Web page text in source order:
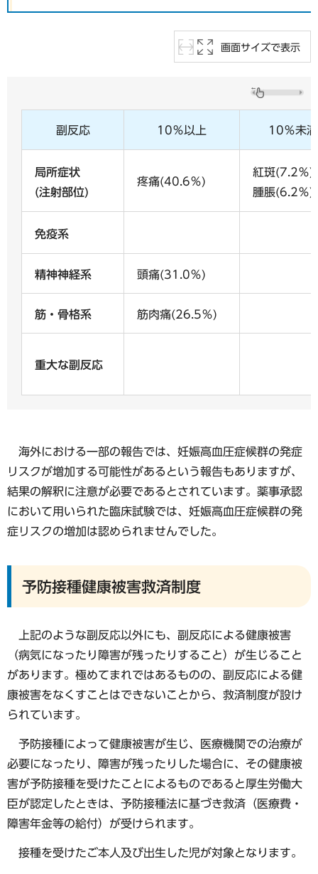
画面サイズで表示
副反応 10％以上 10％未満
局所症状
(注射部位)
疼痛(40.6％)
紅斑(7.2％)
腫脹(6.2％)
免疫系
精神神経系 頭痛(31.0％)
筋・骨格系 筋肉痛(26.5％)
重大な副反応
海外における一部の報告では、妊娠高血圧症候群の発症
リスクが増加する可能性があるという報告もありますが、
結果の解釈に注意が必要であるとされています。薬事承認
において用いられた臨床試験では、妊娠高血圧症候群の発
症リスクの増加は認められませんでした。
予防接種健康被害救済制度
上記のような副反応以外にも、副反応による健康被害
（病気になったり障害が残ったりすること）が生じること
があります。極めてまれではあるものの、副反応による健
康被害をなくすことはできないことから、救済制度が設け
られています。
予防接種によって健康被害が生じ、医療機関での治療が
必要になったり、障害が残ったりした場合に、その健康被
害が予防接種を受けたことによるものであると厚生労働大
臣が認定したときは、予防接種法に基づき救済（医療費・
障害年金等の給付）が受けられます。
接種を受けたご本人及び出生した児が対象となります。